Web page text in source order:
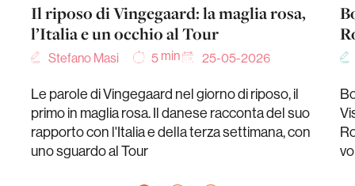
Il riposo di Vingegaard: la maglia rosa,
l’Italia e un occhio al Tour
Stefano Masi 5 min 25-05-2026
Le parole di Vingegaard nel giorno di riposo, il
primo in maglia rosa. Il danese racconta del suo
rapporto con l'Italia e della terza settimana, con
uno sguardo al Tour